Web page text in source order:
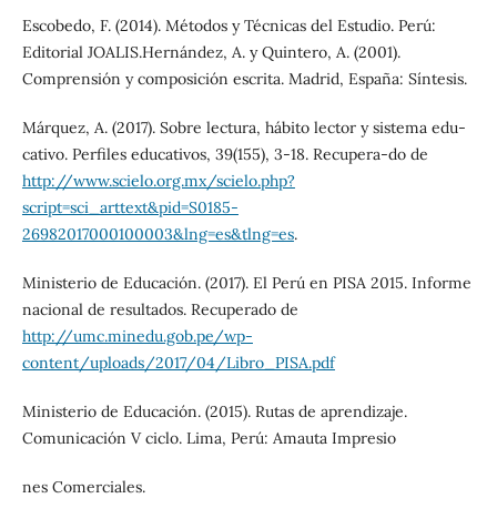
Escobedo, F. (2014). Métodos y Técnicas del Estudio. Perú:
Editorial JOALIS.Hernández, A. y Quintero, A. (2001).
Comprensión y composición escrita. Madrid, España: Síntesis.
Márquez, A. (2017). Sobre lectura, hábito lector y sistema edu-
cativo. Perfiles educativos, 39(155), 3-18. Recupera-do de
http://www.scielo.org.mx/scielo.php?
script=sci_arttext&pid=S0185-
26982017000100003&lng=es&tlng=es.
Ministerio de Educación. (2017). El Perú en PISA 2015. Informe
nacional de resultados. Recuperado de
http://umc.minedu.gob.pe/wp-
content/uploads/2017/04/Libro_PISA.pdf
Ministerio de Educación. (2015). Rutas de aprendizaje.
Comunicación V ciclo. Lima, Perú: Amauta Impresio
nes Comerciales.